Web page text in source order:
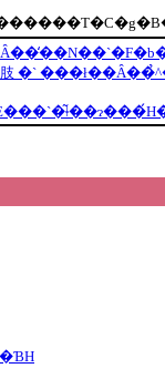
�`
���Ō��t���o������Ăق�ƁH